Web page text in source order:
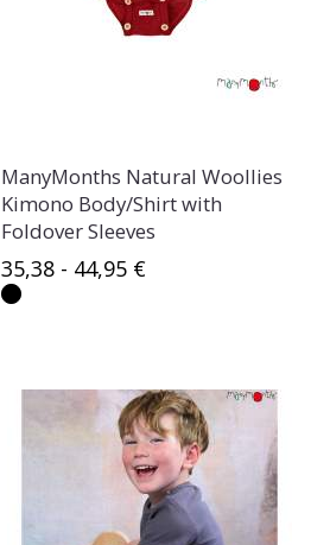
ManyMonths Natural Woollies
Kimono Body/Shirt with
Foldover Sleeves
35,38 - 44,95 €